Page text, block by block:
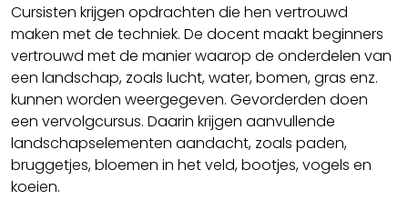
Cursisten krijgen opdrachten die hen vertrouwd
maken met de techniek. De docent maakt beginners
vertrouwd met de manier waarop de onderdelen van
een landschap, zoals lucht, water, bomen, gras enz.
kunnen worden weergegeven. Gevorderden doen
een vervolgcursus. Daarin krijgen aanvullende
landschapselementen aandacht, zoals paden,
bruggetjes, bloemen in het veld, bootjes, vogels en
koeien.